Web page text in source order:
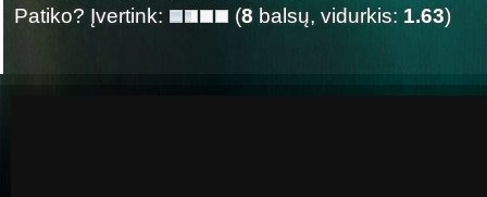
Patiko? Įvertink:
(8 balsų, vidurkis: 1.63)